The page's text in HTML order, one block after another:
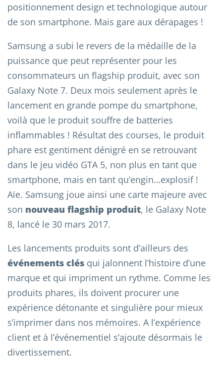
positionnement design et technologique autour
de son smartphone. Mais gare aux dérapages !
Samsung a subi le revers de la médaille de la
puissance que peut représenter pour les
consommateurs un flagship produit, avec son
Galaxy Note 7. Deux mois seulement après le
lancement en grande pompe du smartphone,
voilà que le produit souffre de batteries
inflammables ! Résultat des courses, le produit
phare est gentiment dénigré en se retrouvant
dans le jeu vidéo GTA 5, non plus en tant que
smartphone, mais en tant qu’engin…explosif !
Aïe. Samsung joue ainsi une carte majeure avec
son nouveau flagship produit, le Galaxy Note
8, lancé le 30 mars 2017.
Les lancements produits sont d’ailleurs des
événements clés qui jalonnent l’histoire d’une
marque et qui impriment un rythme. Comme les
produits phares, ils doivent procurer une
expérience détonante et singulière pour mieux
s’imprimer dans nos mémoires. A l’expérience
client et à l’événementiel s’ajoute désormais le
divertissement.